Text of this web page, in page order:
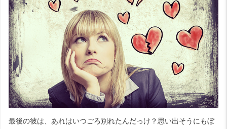
最後の彼は、あれはいつごろ別れたんだっけ？思い出そうにもぼ